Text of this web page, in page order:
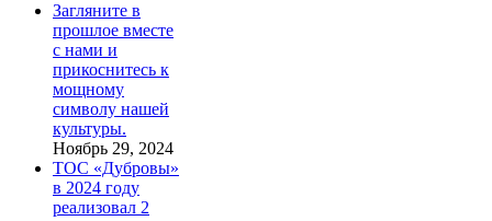
Загляните в
прошлое вместе
с нами и
прикоснитесь к
мощному
символу нашей
культуры.
Ноябрь 29, 2024
ТОС «Дубровы»
в 2024 году
реализовал 2